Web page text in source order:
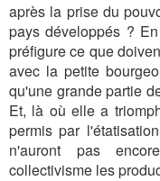
après la prise du
pays développés ?
préfigure ce que
avec la petite
qu'une grande partie
Et, là où elle a
permis par
n'auront pas
collectivisme les